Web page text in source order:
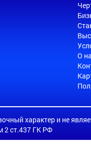
О
характер и не
2 ст.437 ГК РФ